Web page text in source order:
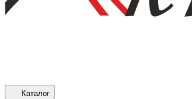
Каталог